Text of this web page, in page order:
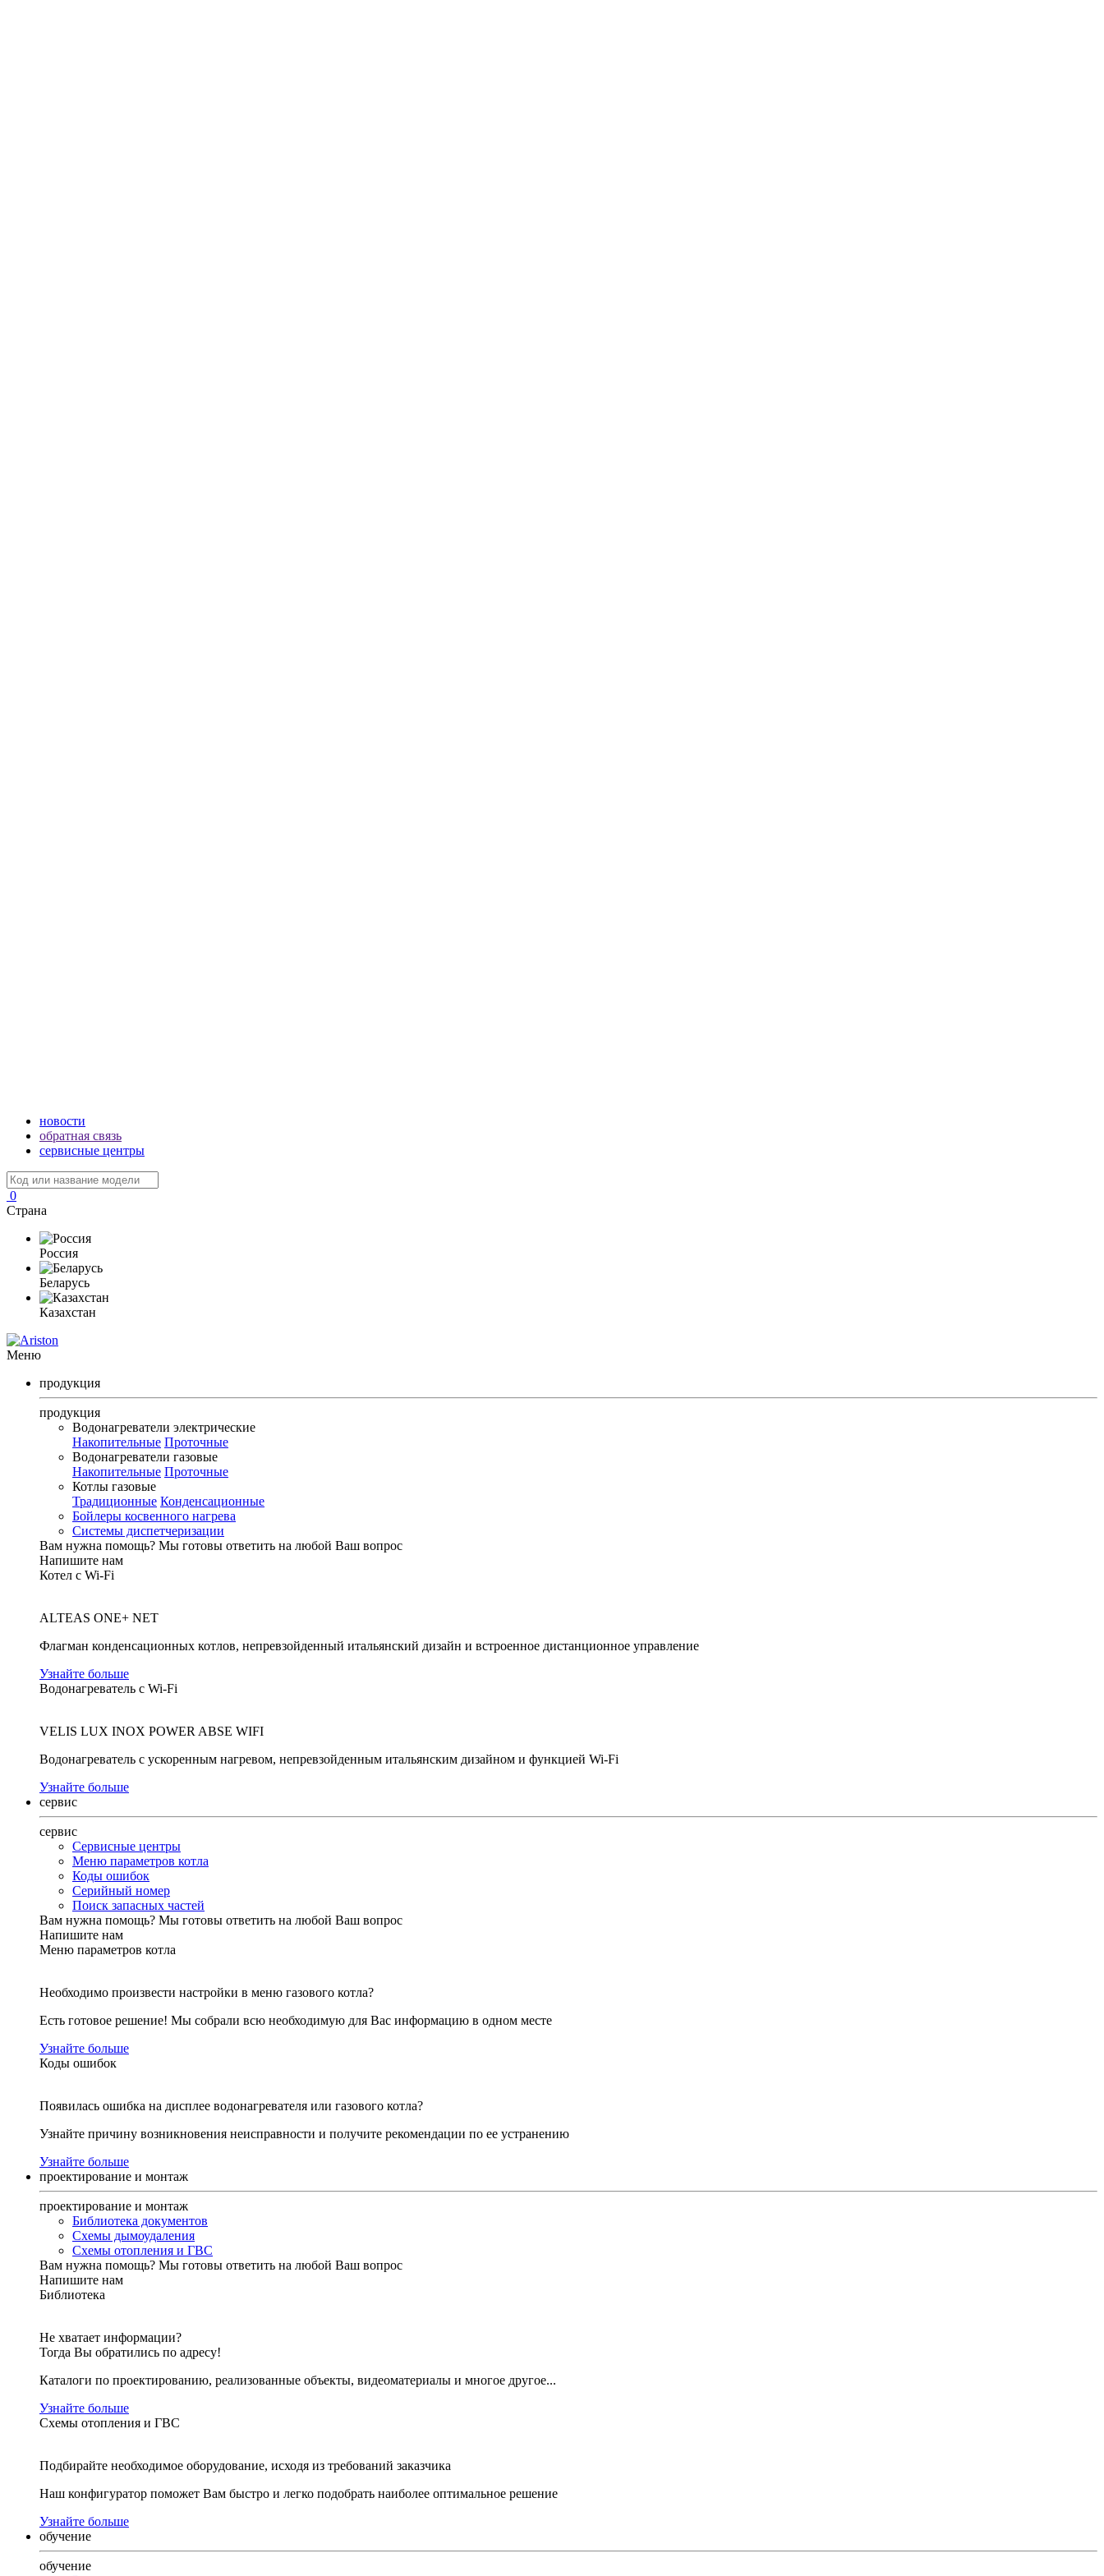
новости
обратная связь
сервисные центры
0
Страна
Россия
Беларусь
Казахстан
Меню
продукция
продукция
Водонагреватели электрические
Накопительные Проточные
Водонагреватели газовые
Накопительные Проточные
Котлы газовые
Традиционные Конденсационные
Бойлеры косвенного нагрева
Системы диспетчеризации
Вам нужна помощь? Мы готовы ответить на любой Ваш вопрос
Напишите нам
Котел с Wi-Fi
ALTEAS ONE+ NET
Флагман конденсационных котлов, непревзойденный итальянский дизайн и встроенное дистанционное управление
Узнайте больше
Водонагреватель с Wi-Fi
VELIS LUX INOX POWER ABSE WIFI
Водонагреватель с ускоренным нагревом, непревзойденным итальянским дизайном и функцией Wi-Fi
Узнайте больше
сервис
сервис
Сервисные центры
Меню параметров котла
Коды ошибок
Серийный номер
Поиск запасных частей
Вам нужна помощь? Мы готовы ответить на любой Ваш вопрос
Напишите нам
Меню параметров котла
Необходимо произвести настройки в меню газового котла?
Есть готовое решение! Мы собрали всю необходимую для Вас информацию в одном месте
Узнайте больше
Коды ошибок
Появилась ошибка на дисплее водонагревателя или газового котла?
Узнайте причину возникновения неисправности и получите рекомендации по ее устранению
Узнайте больше
проектирование и монтаж
проектирование и монтаж
Библиотека документов
Схемы дымоудаления
Схемы отопления и ГВС
Вам нужна помощь? Мы готовы ответить на любой Ваш вопрос
Напишите нам
Библиотека
Не хватает информации?
Тогда Вы обратились по адресу!
Каталоги по проектированию, реализованные объекты, видеоматериалы и многое другое...
Узнайте больше
Схемы отопления и ГВС
Подбирайте необходимое оборудование, исходя из требований заказчика
Наш конфигуратор поможет Вам быстро и легко подобрать наиболее оптимальное решение
Узнайте больше
обучение
обучение